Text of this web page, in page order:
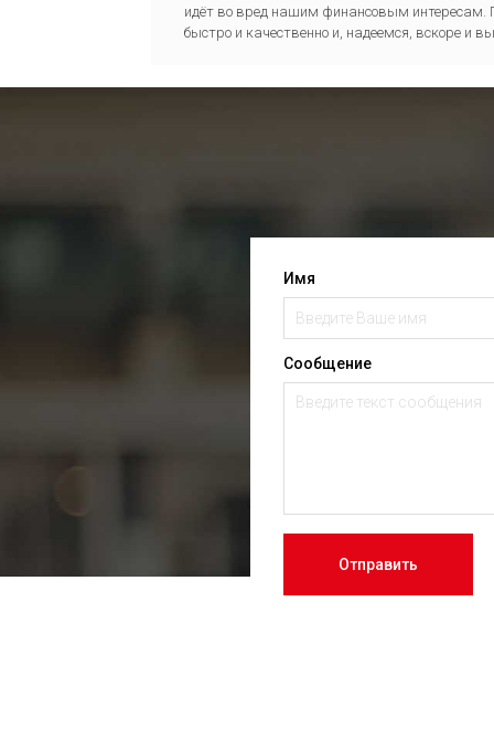
идёт во вред нашим финансовым интересам.
быстро и качественно и, надеемся, вскоре и
Имя
Сообщение
Отправить